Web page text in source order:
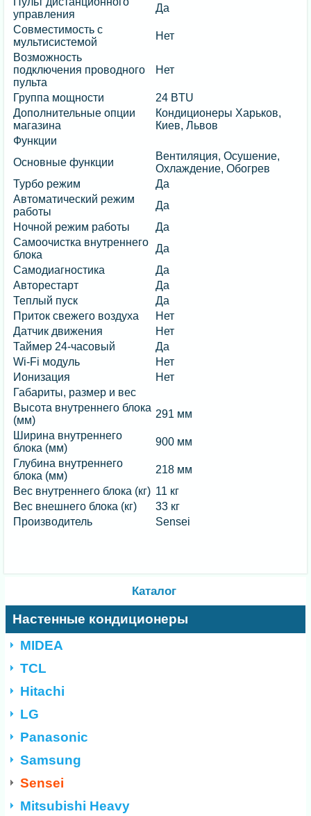
управления
Да
Совместимость с
мультисистемой
Нет
Возможность
подключения проводного
пульта
Нет
Группа мощности
24 BTU
Дополнительные опции
магазина
Кондиционеры Харьков,
Киев, Львов
Функции
Основные функции
Вентиляция, Осушение,
Охлаждение, Обогрев
Турбо режим
Да
Автоматический режим
работы
Да
Ночной режим работы
Да
Самоочистка внутреннего
блока
Да
Самодиагностика
Да
Авторестарт
Да
Теплый пуск
Да
Приток свежего воздуха
Нет
Датчик движения
Нет
Таймер 24-часовый
Да
Wi-Fi модуль
Нет
Ионизация
Нет
Габариты, размер и вес
Высота внутреннего блока
(мм)
291 мм
Ширина внутреннего
блока (мм)
900 мм
Глубина внутреннего
блока (мм)
218 мм
Вес внутреннего блока (кг) 11 кг
Вес внешнего блока (кг)
33 кг
Производитель
Sensei
Каталог
Настенные кондиционеры
MIDEA
TCL
Hitachi
LG
Panasonic
Samsung
Sensei
Mitsubishi Heavy